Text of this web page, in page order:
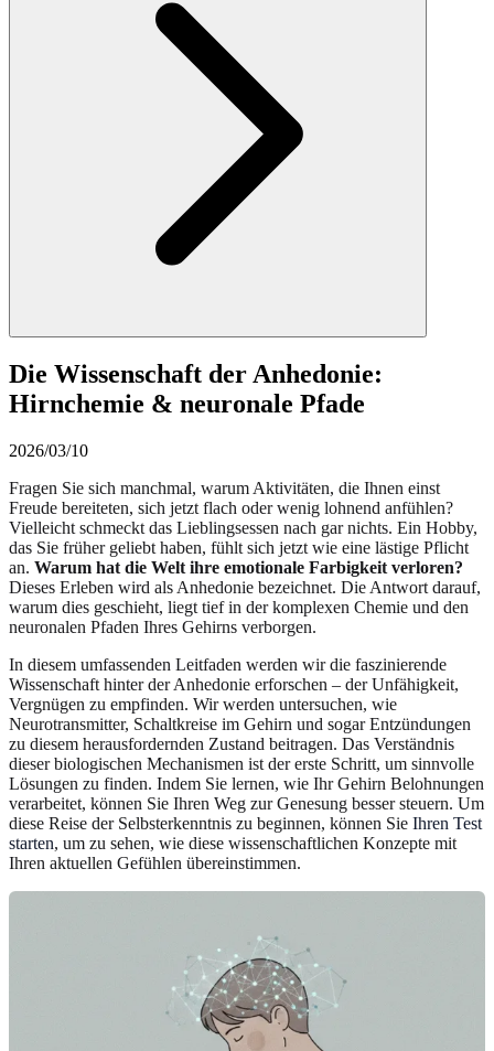
Die Wissenschaft der Anhedonie:
Hirnchemie & neuronale Pfade
2026/03/10
Fragen Sie sich manchmal, warum Aktivitäten, die Ihnen einst
Freude bereiteten, sich jetzt flach oder wenig lohnend anfühlen?
Vielleicht schmeckt das Lieblingsessen nach gar nichts. Ein Hobby,
das Sie früher geliebt haben, fühlt sich jetzt wie eine lästige Pflicht
an. Warum hat die Welt ihre emotionale Farbigkeit verloren?
Dieses Erleben wird als Anhedonie bezeichnet. Die Antwort darauf,
warum dies geschieht, liegt tief in der komplexen Chemie und den
neuronalen Pfaden Ihres Gehirns verborgen.
In diesem umfassenden Leitfaden werden wir die faszinierende
Wissenschaft hinter der Anhedonie erforschen – der Unfähigkeit,
Vergnügen zu empfinden. Wir werden untersuchen, wie
Neurotransmitter, Schaltkreise im Gehirn und sogar Entzündungen
zu diesem herausfordernden Zustand beitragen. Das Verständnis
dieser biologischen Mechanismen ist der erste Schritt, um sinnvolle
Lösungen zu finden. Indem Sie lernen, wie Ihr Gehirn Belohnungen
verarbeitet, können Sie Ihren Weg zur Genesung besser steuern. Um
diese Reise der Selbsterkenntnis zu beginnen, können Sie Ihren Test
starten, um zu sehen, wie diese wissenschaftlichen Konzepte mit
Ihren aktuellen Gefühlen übereinstimmen.